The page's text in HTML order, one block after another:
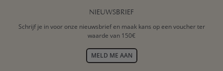
NIEUWSBRIEF
Schrijf je in voor onze nieuwsbrief en maak kans op een voucher ter
waarde van 150€
MELD ME AAN